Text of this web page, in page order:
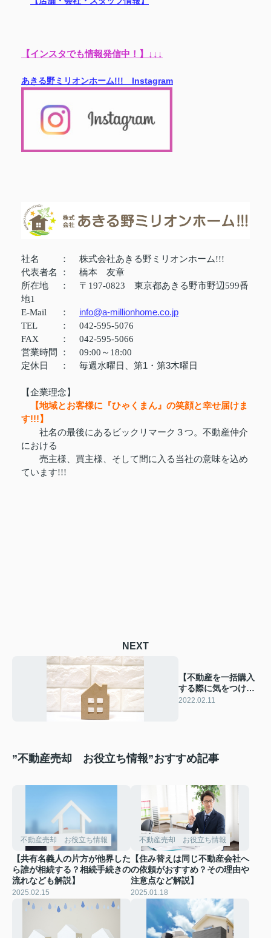
【インスタでも情報発信中！】↓↓↓
あきる野ミリオンホーム!!! Instagram
社名 ：
株式会社あきる野ミリオンホーム!!!
代表者名
：
橋本 友章
所在地
：
〒197-0823 東京都あきる野市野辺599番
地1
E-Mail
： info@a-millionhome.co.jp
TEL ：
042-595-5076
FAX
：
042-595-5066
営業時間
： 09:00～18:00
定休日 ： 毎週水曜日、第1・第3木曜日
【企業理念】
【地域とお客様に『ひゃくまん』の笑顔と幸せ届けま
す!!!】
社名の最後にあるビックリマーク３つ。不動産仲介
における
売主様、買主様、そして間に入る当社の意味を込め
ています!!!
NEXT
【不動産を一括購入
する際に気をつけた
いこと】
2022.02.11
”不動産売却 お役立ち情報”おすすめ記事
不動産売却 お役立ち情報
【共有名義人の片方が他界した
ら誰が相続する？相続手続きの
流れなども解説】
2025.02.15
不動産売却 お役立ち情報
【住み替えは同じ不動産会社へ
の依頼がおすすめ？その理由や
注意点など解説】
2025.01.18